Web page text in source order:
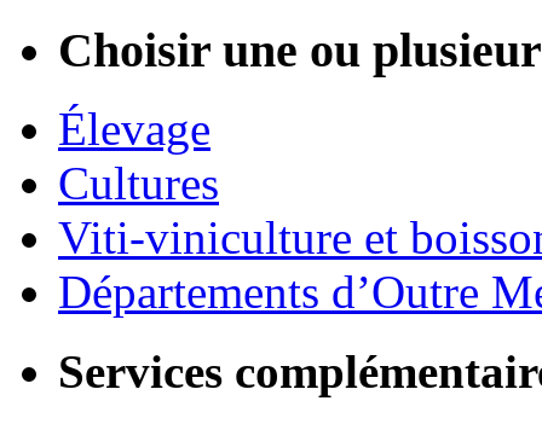
Choisir une ou
Élevage
Cultures
Viti-viniculture et
Départements d’Outre
Services